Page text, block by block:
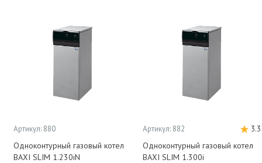
Артикул: 880
Одноконтурный газовый котел
BAXI SLIM 1.230iN
Артикул: 882 3.3
Одноконтурный газовый котел
BAXI SLIM 1.300i